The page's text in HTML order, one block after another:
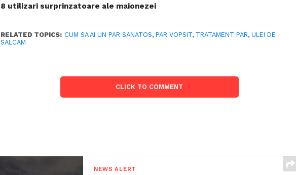
8 utilizari surprinzatoare ale maionezei
RELATED TOPICS: CUM SA AI UN PAR SANATOS,PAR VOPSIT, TRATAMENT PAR,ULEI DE
SALCAM
CLICK TO COMMENT
NEWS ALERT